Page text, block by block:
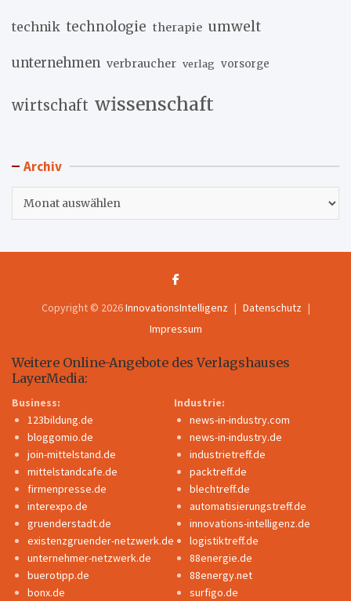
technik technologie therapie umwelt
unternehmen verbraucher verlag vorsorge
wirtschaft wissenschaft
Archiv
Copyright © 2026InnovationsIntelligenz
Datenschutz
Impressum
Weitere Online-Angebote des Verlagshauses
LayerMedia:
Business:
123bildung.de
bloggomio.de
join-mittelstand.de
mittelstandcafe.de
firmenpresse.de
interexpo.de
gruenderstadt.de
existenzgruender-netzwerk.de
unternehmer-netzwerk.de
buerotipp.de
bonx.de
Industrie:
news-in-industry.com
news-in-industry.de
industrietreff.de
packtreff.de
blechtreff.de
automatisierungstreff.de
innovations-intelligenz.de
logistiktreff.de
88energie.de
88energy.net
surfigo.de